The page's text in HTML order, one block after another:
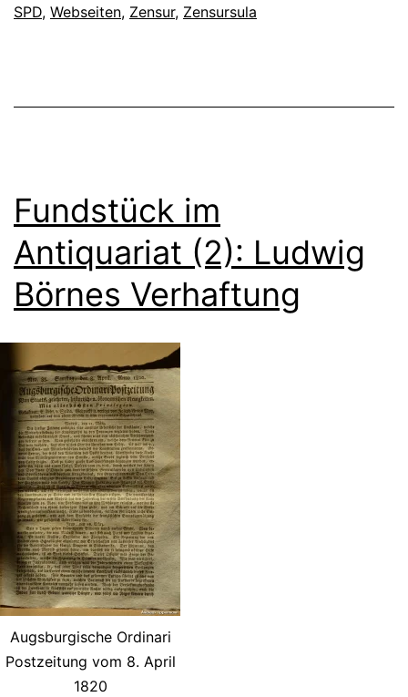
SPD, Webseiten, Zensur, Zensursula
Fundstück im
Antiquariat (2): Ludwig
Börnes Verhaftung
Augsburgische Ordinari
Postzeitung vom 8. April
1820